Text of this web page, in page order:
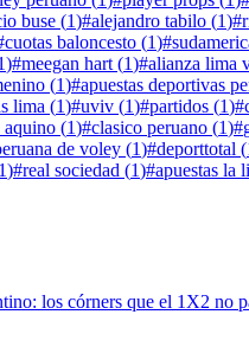
buse (1)#alejandro tabilo (1)#
cuotas baloncesto (1)#
)#meegan hart (1)#alianza lima
(1)#apuestas deportivas
lima (1)#uviv (1)#partidos (1)#
aquino (1)#clasico peruano (1)#
de voley (1)#deporttotal (
1)#real sociedad (1)#apuestas la
los córners que el 1X2 no